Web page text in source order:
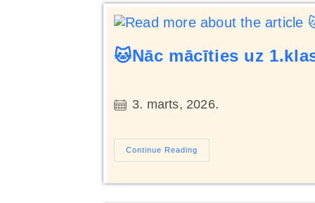
🐱Nāc mācīties uz
3. marts, 2026.
Continue Reading